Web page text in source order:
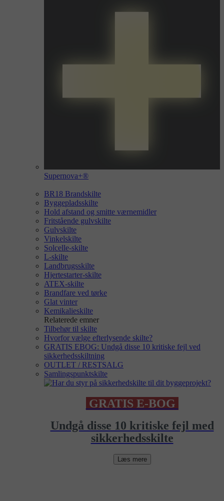
Supernova+®
BR18 Brandskilte
Byggepladsskilte
Hold afstand og smitte værnemidler
Fritstående gulvskilte
Gulvskilte
Vinkelskilte
Solcelle-skilte
L-skilte
Landbrugsskilte
Hjertestarter-skilte
ATEX-skilte
Brandfare ved tørke
Glat vinter
Kemikalieskilte
Relaterede emner
Tilbehør til skilte
Hvorfor vælge efterlysende skilte?
GRATIS EBOG: Undgå disse 10 kritiske fejl ved
sikkerhedsskiltning
OUTLET / RESTSALG
Samlingspunktskilte
GRATIS E-BOG
Undgå disse 10 kritiske fejl med
sikkerhedsskilte
Læs mere